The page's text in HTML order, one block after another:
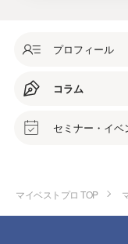
プロフィール
コラム
セミナー・イベ
マイベストプロ TOP